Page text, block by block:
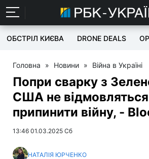
ОБСТРІЛ КИЄВА DRONE DEALS
Головна » Новини » Війна в Україні
Попри сварку з
США не відмовляться
припинити війну, -
13:46 01.03.2025 Сб
НАТАЛІЯ ЮРЧЕНКО